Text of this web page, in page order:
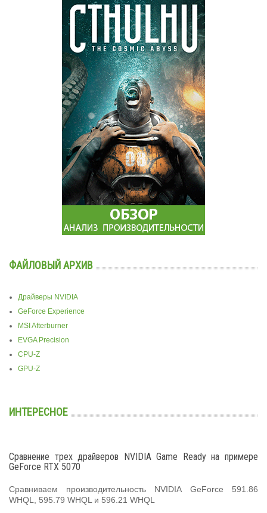
ФАЙЛОВЫЙ АРХИВ
Драйверы NVIDIA
GeForce Experience
MSI Afterburner
EVGA Precision
CPU-Z
GPU-Z
ИНТЕРЕСНОЕ
Сравнение трех драйверов NVIDIA Game Ready на примере
GeForce RTX 5070
Сравниваем производительность NVIDIA GeForce 591.86
WHQL, 595.79 WHQL и 596.21 WHQL